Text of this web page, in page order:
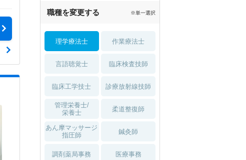
職種を変更する ※単一選択
理学療法士 作業療法士
言語聴覚士 臨床検査技師
臨床工学技士 診療放射線技師
管理栄養士/
栄養士
柔道整復師
あん摩マッサージ
指圧師
鍼灸師
調剤薬局事務 医療事務